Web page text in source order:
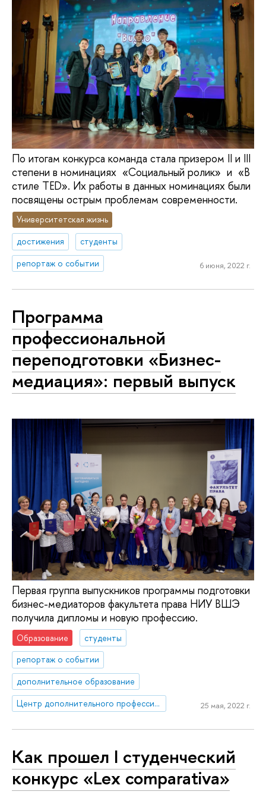
По итогам конкурса команда стала призером II и III
степени в номинациях «Социальный ролик» и «В
стиле TED». Их работы в данных номинациях были
посвящены острым проблемам современности.
Университетская жизнь
достижения
студенты
репортаж о событии
6 июня, 2022 г.
Программа
профессиональной
переподготовки «Бизнес-
медиация»: первый выпуск
Первая группа выпускников программы подготовки
бизнес-медиаторов факультета права НИУ ВШЭ
получила дипломы и новую профессию.
Образование
студенты
репортаж о событии
дополнительное образование
Центр дополнительного профессионального образования
25 мая, 2022 г.
Как прошел I студенческий
конкурс «Lex comparativa»